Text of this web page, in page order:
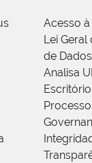
Acesso
Lei
de Dados
Analisa